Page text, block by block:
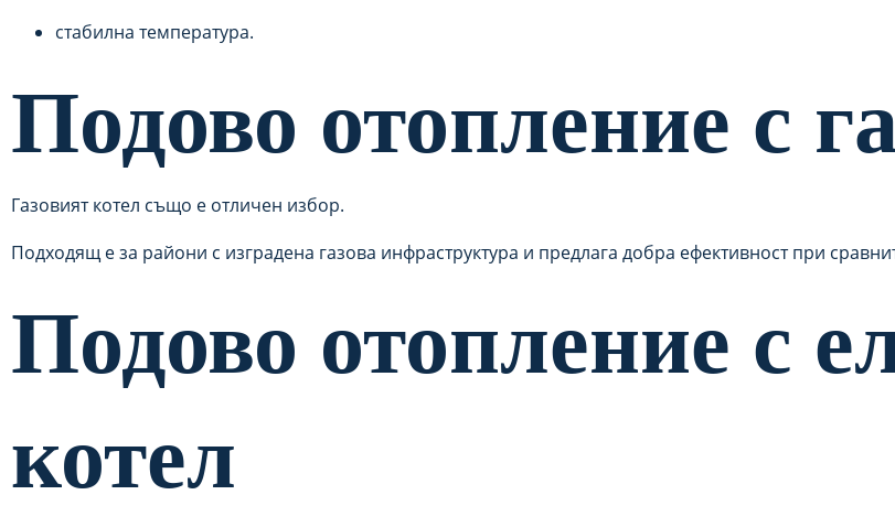
стабилна температура.
Подово отопление с
Газовият котел също е отличен избор.
Подходящ е за райони с изградена газова инфраструктура и предлага добра ефективност при
Подово отопление с
котел